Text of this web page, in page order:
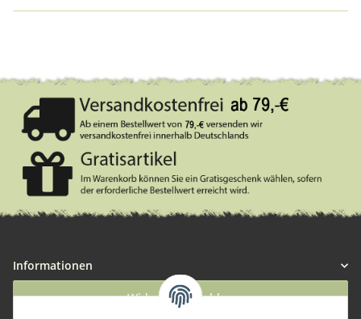
Informationen
Widerruf anmelden